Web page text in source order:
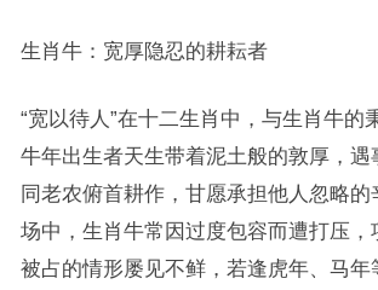
生肖牛：宽厚隐忍的耕耘者
“宽以待人”在十二生肖中，与生肖牛的
牛年出生者天生带着泥土般的敦厚，遇
同老农俯首耕作，甘愿承担他人忽略的
场中，生肖牛常因过度包容而遭打压，
被占的情形屡见不鲜，若逢虎年、马年